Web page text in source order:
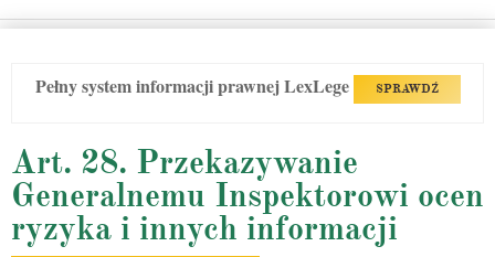
Pełny system informacji prawnej LexLege SPRAWDŹ
Art. 28. Przekazywanie
Generalnemu Inspektorowi ocen
ryzyka i innych informacji